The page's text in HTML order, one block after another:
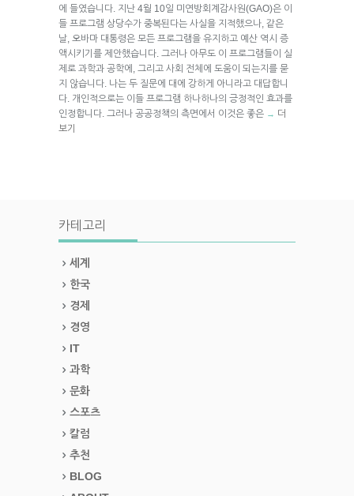
에 들였습니다. 지난 4월 10일 미연방회계감사원(GAO)은 이
들 프로그램 상당수가 중복된다는 사실을 지적했으나, 같은
날, 오바마 대통령은 모든 프로그램을 유지하고 예산 역시 증
액시키기를 제안했습니다. 그러나 아무도 이 프로그램들이 실
제로 과학과 공학에, 그리고 사회 전체에 도움이 되는지를 묻
지 않습니다. 나는 두 질문에 대에 강하게 아니라고 대답합니
다. 개인적으로는 이들 프로그램 하나하나의 긍정적인 효과를
인정합니다. 그러나 공공정책의 측면에서 이것은 좋은 → 더
보기
카테고리
세계
한국
경제
경영
IT
과학
문화
스포츠
칼럼
추천
BLOG